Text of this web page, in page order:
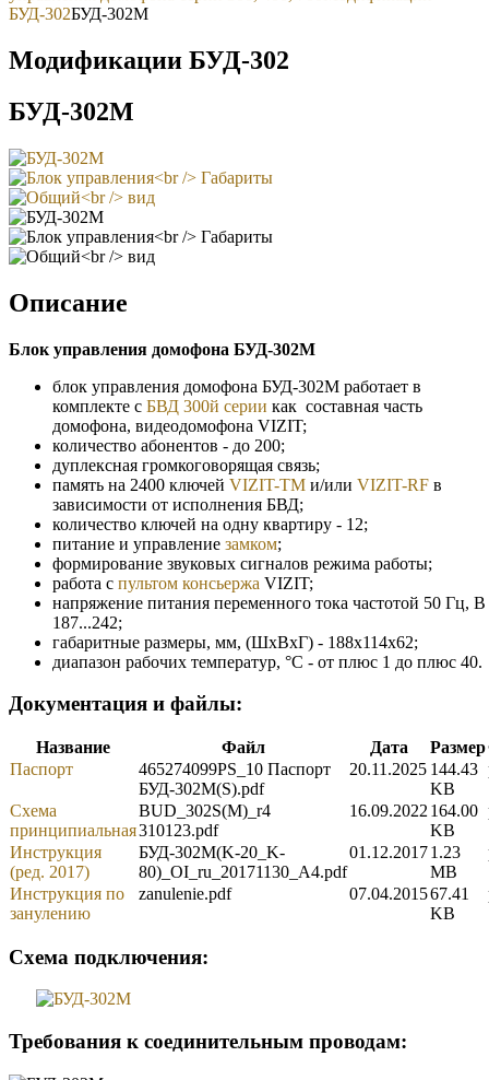
БУД-302БУД-302М
Модификации БУД-302
БУД-302М
Описание
Блок управления домофона БУД-302M
блок управления домофона БУД-302M работает в
комплекте c БВД 300й серии как составная часть
домофона, видеодомофона VIZIT;
количество абонентов - до 200;
дуплексная громкоговорящая связь;
память на 2400 ключей VIZIT-TM и/или VIZIT-RF в
зависимости от исполнения БВД;
количество ключей на одну квартиру - 12;
питание и управление замком;
формирование звуковых сигналов режима работы;
работа с пультом консьержа VIZIT;
напряжение питания переменного тока частотой 50 Гц, В
187...242;
габаритные размеры, мм, (ШхВхГ) - 188х114х62;
диапазон рабочих температур, °C - от плюс 1 до плюс 40.
Документация и файлы:
Название Файл Дата Размер
Паспорт
465274099PS_10 Паспорт
БУД-302М(S).pdf
20.11.2025 144.43
KB
Схема
принципиальная
BUD_302S(M)_r4
310123.pdf
16.09.2022 164.00
KB
Инструкция
(ред. 2017)
БУД-302М(K-20_K-
80)_OI_ru_20171130_A4.pdf
01.12.20171.23
MB
Инструкция по
занулению
zanulenie.pdf 07.04.201567.41
KB
Схема подключения:
Требования к соединительным проводам: